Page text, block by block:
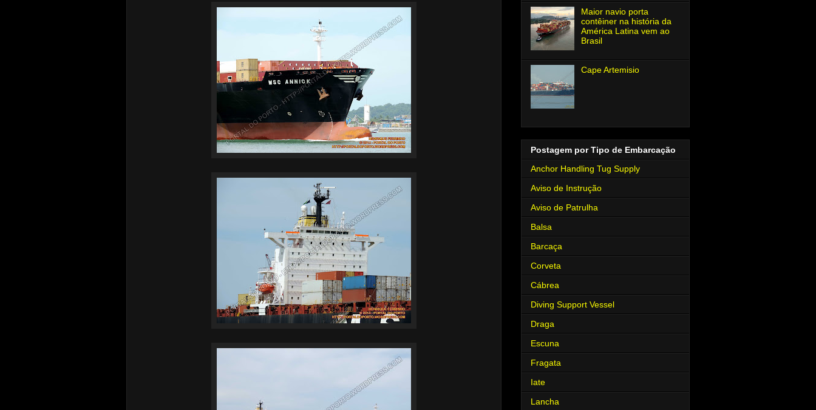
Maior navio porta
contêiner na história da
América Latina vem ao
Brasil
Cape Artemisio
Postagem por Tipo de Embarcação
Anchor Handling Tug Supply
Aviso de Instrução
Aviso de Patrulha
Balsa
Barcaça
Corveta
Cábrea
Diving Support Vessel
Draga
Escuna
Fragata
Iate
Lancha